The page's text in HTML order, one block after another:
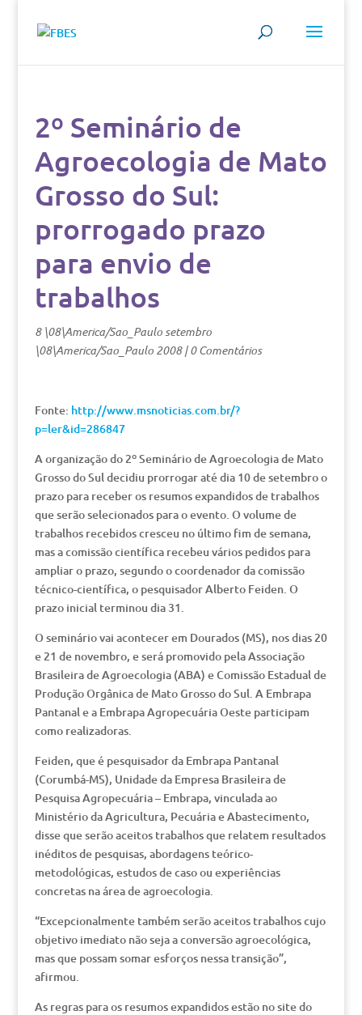
2º Seminário de
Agroecologia de Mato
Grosso do Sul:
prorrogado prazo
para envio de
trabalhos
8 \08\America/Sao_Paulo setembro
\08\America/Sao_Paulo 2008|0 Comentários
Fonte: http://www.msnoticias.com.br/?
p=ler&id=286847
A organização do 2º Seminário de Agroecologia de Mato
Grosso do Sul decidiu prorrogar até dia 10 de setembro o
prazo para receber os resumos expandidos de trabalhos
que serão selecionados para o evento. O volume de
trabalhos recebidos cresceu no último fim de semana,
mas a comissão científica recebeu vários pedidos para
ampliar o prazo, segundo o coordenador da comissão
técnico-científica, o pesquisador Alberto Feiden. O
prazo inicial terminou dia 31.
O seminário vai acontecer em Dourados (MS), nos dias 20
e 21 de novembro, e será promovido pela Associação
Brasileira de Agroecologia (ABA) e Comissão Estadual de
Produção Orgânica de Mato Grosso do Sul. A Embrapa
Pantanal e a Embrapa Agropecuária Oeste participam
como realizadoras.
Feiden, que é pesquisador da Embrapa Pantanal
(Corumbá-MS), Unidade da Empresa Brasileira de
Pesquisa Agropecuária – Embrapa, vinculada ao
Ministério da Agricultura, Pecuária e Abastecimento,
disse que serão aceitos trabalhos que relatem resultados
inéditos de pesquisas, abordagens teórico-
metodológicas, estudos de caso ou experiências
concretas na área de agroecologia.
“Excepcionalmente também serão aceitos trabalhos cujo
objetivo imediato não seja a conversão agroecológica,
mas que possam somar esforços nessa transição”,
afirmou.
As regras para os resumos expandidos estão no site do